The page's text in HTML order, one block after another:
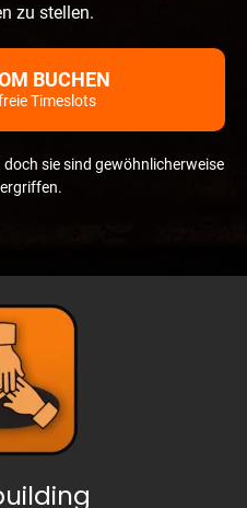
zu stellen.
BUCHEN
Timeslots
doch sie sind gewöhnlicherweise